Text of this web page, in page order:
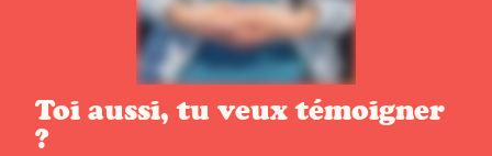
Toi aussi, tu veux témoigner
?